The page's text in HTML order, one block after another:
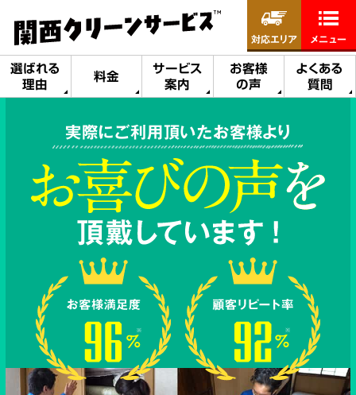
選ばれる
理由
料金
サービス
案内
お客様
の声
よくある
質問
対応エリア メニュー
実際にご利用頂いたお客様より